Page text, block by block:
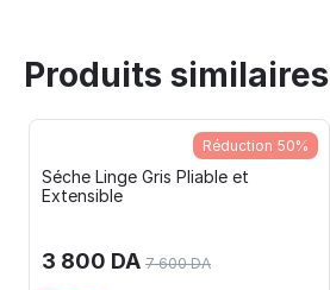
Produits similaires
Réduction 50%
Séche Linge Gris Pliable et
Extensible
3 800 DA 7 600 DA